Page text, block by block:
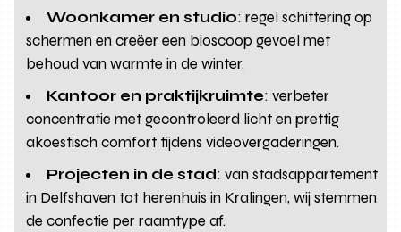
Woonkamer en studio: regel schittering op
schermen en creëer een bioscoop gevoel met
behoud van warmte in de winter.
Kantoor en praktijkruimte: verbeter
concentratie met gecontroleerd licht en prettig
akoestisch comfort tijdens videovergaderingen.
Projecten in de stad: van stadsappartement
in Delfshaven tot herenhuis in Kralingen, wij stemmen
de confectie per raamtype af.